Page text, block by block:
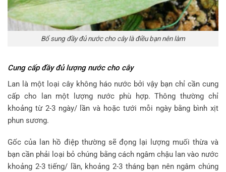
Bổ sung đầy đủ nước cho cây là điều bạn nên làm
Cung cấp đầy đủ lượng nước cho cây
Lan là một loại cây không háo nước bởi vậy bạn chỉ cần cung
cấp cho lan một lượng nước phù hợp. Thông thường chỉ
khoảng từ 2-3 ngày/ lần và hoặc tưới mỗi ngày bằng bình xịt
phun sương.
Gốc của lan hồ điệp thường sẽ đọng lại lượng muối thừa và
bạn cần phải loại bỏ chúng bằng cách ngâm chậu lan vào nước
khoảng 2-3 tiếng/ lần, khoảng 2-3 tháng bạn nên ngâm chúng